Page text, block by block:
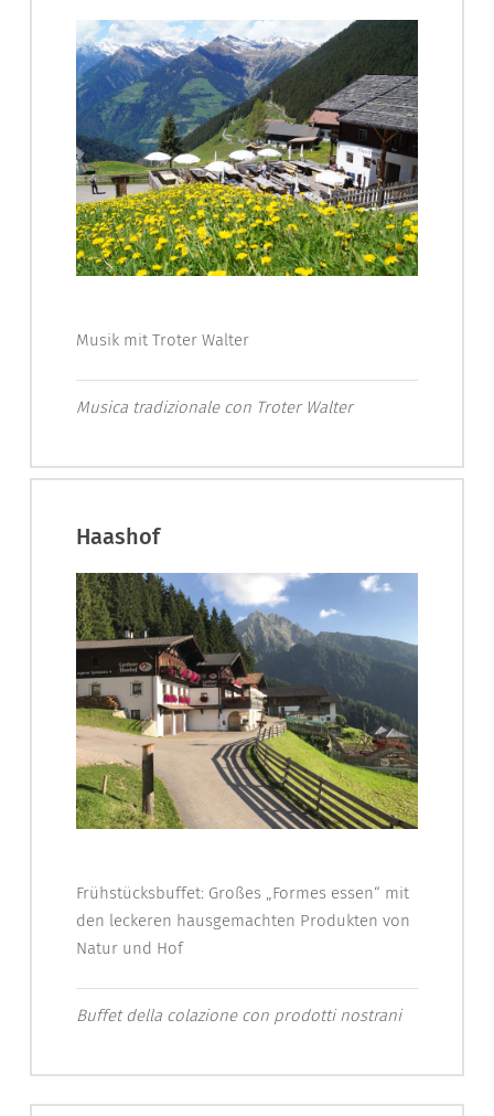
Musik mit Troter Walter
Musica tradizionale con Troter Walter
Haashof
Frühstücksbuffet: Großes „Formes essen“ mit
den leckeren hausgemachten Produkten von
Natur und Hof
Buffet della colazione con prodotti nostrani